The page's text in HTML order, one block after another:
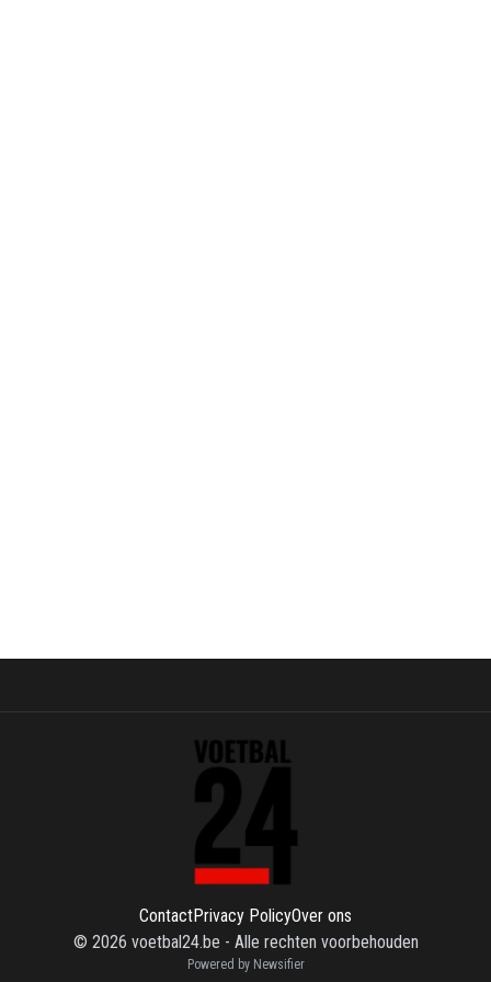
ContactPrivacy PolicyOver ons
© 2026 voetbal24.be - Alle rechten voorbehouden
Powered by Newsifier